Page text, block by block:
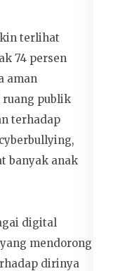
terlihat
74 persen
aman
ruang publik
terhadap
banyak anak
digital
mendorong
dirinya